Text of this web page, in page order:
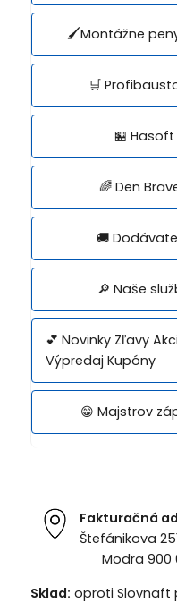
🖌️Montážne
🛒
🏪 Hasoft
🌈 Den
🚚
🔎 Naše
💕 Novinky Zľavy
Výpredaj Kupóny
😁 Majstrov
Fakturačná
Modra 900
Sklad: oproti Slovnaft